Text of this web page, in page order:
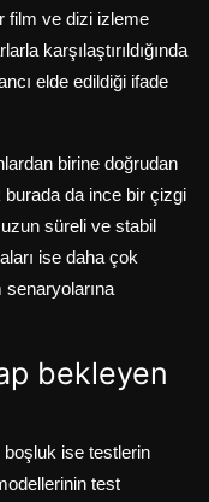
film ve dizi izleme
karşılaştırıldığında
elde edildiği ifade
birine doğrudan
burada da ince bir çizgi
uzun süreli ve stabil
ise daha çok
senaryolarına
bekleyen
boşluk ise testlerin
test